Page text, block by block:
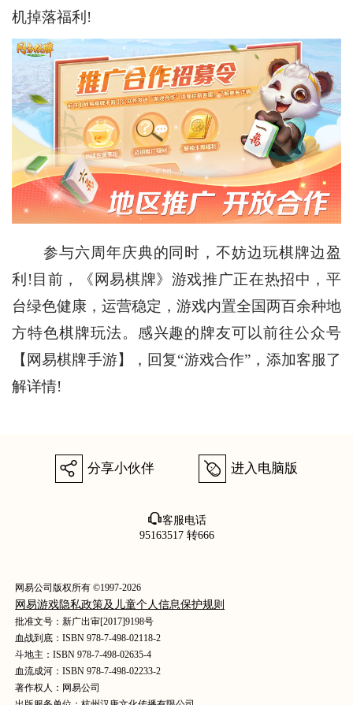
机掉落福利!
参与六周年庆典的同时，不妨边玩棋牌边盈
利!目前，《网易棋牌》游戏推广正在热招中，平
台绿色健康，运营稳定，游戏内置全国两百余种地
方特色棋牌玩法。感兴趣的牌友可以前往公众号
【网易棋牌手游】，回复“游戏合作”，添加客服了
解详情!
򰀂 分享小伙伴 򰀄 进入电脑版
򰀃客服电话
95163517 转666
网易公司版权所有 ©1997-2026
网易游戏隐私政策及儿童个人信息保护规则
批准文号：新广出审[2017]9198号
血战到底：ISBN 978-7-498-02118-2
斗地主：ISBN 978-7-498-02635-4
血流成河：ISBN 978-7-498-02233-2
著作权人：网易公司